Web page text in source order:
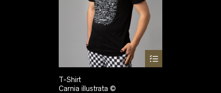
T-Shirt
Carnia illustrata ©